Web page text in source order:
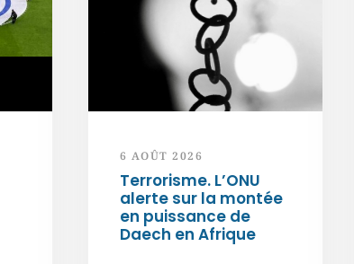
6 AOÛT 2026
Terrorisme. L’ONU
alerte sur la montée
en puissance de
Daech en Afrique